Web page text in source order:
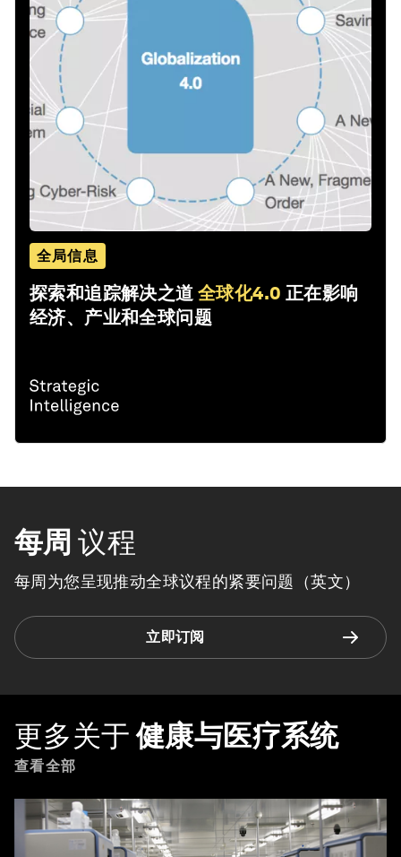
全局信息
探索和追踪解决之道全球化4.0 正在影响
经济、产业和全球问题
每周 议程
每周为您呈现推动全球议程的紧要问题（英文）
立即订阅
更多关于 健康与医疗系统
查看全部